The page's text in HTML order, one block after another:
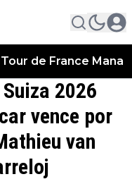
Tour de France
2026
vence por
van